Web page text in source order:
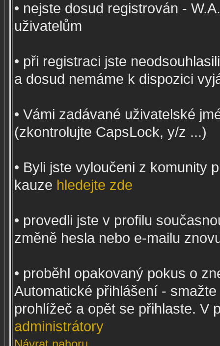
• nejste dosud registrován -
uživatelům
• při registraci jste
a dosud nemáme k dispozici
• Vámi zadávané uživatelské
(zkontrolujte CapsLock, y/z ...)
• Byli jste vyloučeni z komunity
kauze hledejte zde
• provedli jste v profilu
změně hesla nebo e-mailu
• proběhl opakovaný pokus o
Automatické přihlášení -
prohlížeč a opět se přihlaste. V
administrátory